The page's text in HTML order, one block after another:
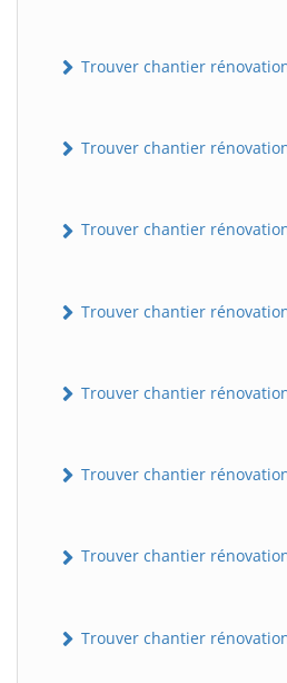
Trouver chantier
Trouver chantier
Trouver chantier
Trouver chantier
Trouver chantier
Trouver chantier
Trouver chantier
Trouver chantier